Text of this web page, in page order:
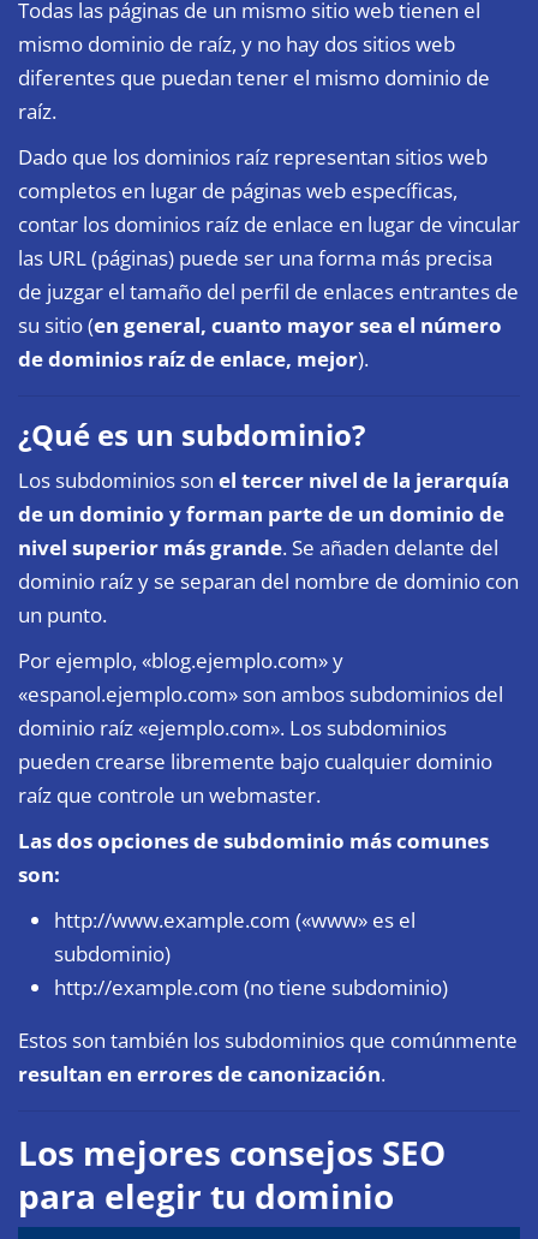
Todas las páginas de un mismo sitio web tienen el
mismo dominio de raíz, y no hay dos sitios web
diferentes que puedan tener el mismo dominio de
raíz.
Dado que los dominios raíz representan sitios web
completos en lugar de páginas web específicas,
contar los dominios raíz de enlace en lugar de vincular
las URL (páginas) puede ser una forma más precisa
de juzgar el tamaño del perfil de enlaces entrantes de
su sitio (en general, cuanto mayor sea el número
de dominios raíz de enlace, mejor).
¿Qué es un subdominio?
Los subdominios son el tercer nivel de la jerarquía
de un dominio y forman parte de un dominio de
nivel superior más grande. Se añaden delante del
dominio raíz y se separan del nombre de dominio con
un punto.
Por ejemplo, «blog.ejemplo.com» y
«espanol.ejemplo.com» son ambos subdominios del
dominio raíz «ejemplo.com». Los subdominios
pueden crearse libremente bajo cualquier dominio
raíz que controle un webmaster.
Las dos opciones de subdominio más comunes
son:
http://www.example.com («www» es el
subdominio)
http://example.com (no tiene subdominio)
Estos son también los subdominios que comúnmente
resultan en errores de canonización.
Los mejores consejos SEO
para elegir tu dominio